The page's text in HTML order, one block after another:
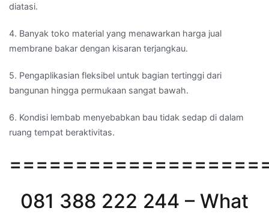
diatasi.
4. Banyak toko material yang menawarkan harga jual
membrane bakar dengan kisaran terjangkau.
5. Pengaplikasian fleksibel untuk bagian tertinggi dari
bangunan hingga permukaan sangat bawah.
6. Kondisi lembab menyebabkan bau tidak sedap di dalam
ruang tempat beraktivitas.
081 388 222 244 – What